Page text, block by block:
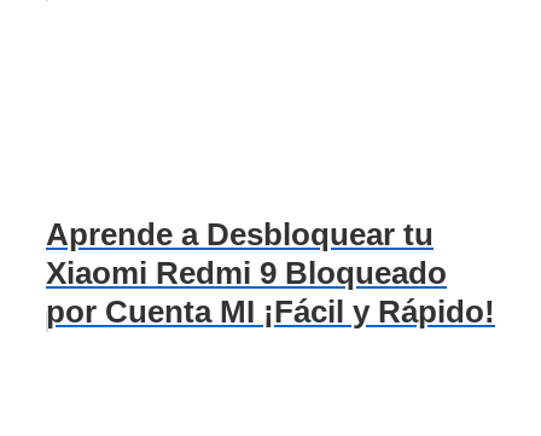
Aprende a Desbloquear tu
Xiaomi Redmi 9 Bloqueado
por Cuenta MI ¡Fácil y Rápido!